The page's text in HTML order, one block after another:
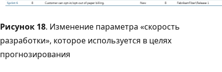
Рисунок 18. Изменение параметра «скорость
разработки», которое используется в целях
прогнозирования